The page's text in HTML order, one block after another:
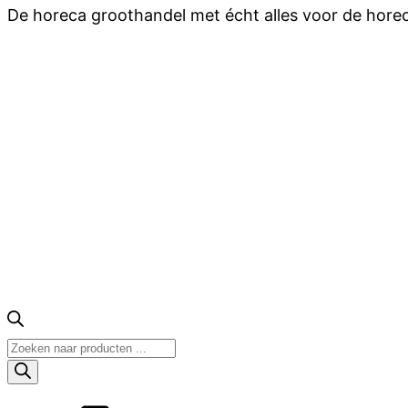
De horeca groothandel met écht alles voor de
Producten
zoeken